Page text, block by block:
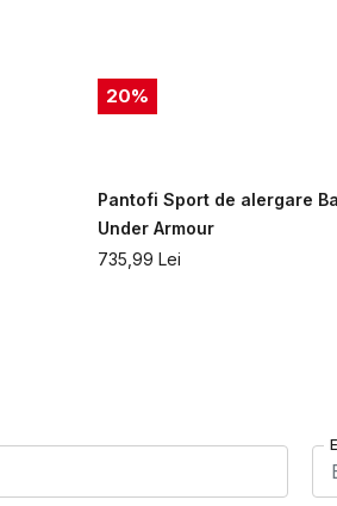
20%
Pantofi Sport de alergare
Under Armour
735,99 Lei